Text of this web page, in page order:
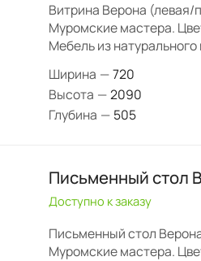
Витрина Верона (левая/
Муромские мастера.
Мебель из
Ширина —720
Высота —2090
Глубина — 505
Письменный стол
Доступно к заказу
Письменный стол
Муромские мастера.